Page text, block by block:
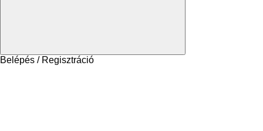
Belépés / Regisztráció